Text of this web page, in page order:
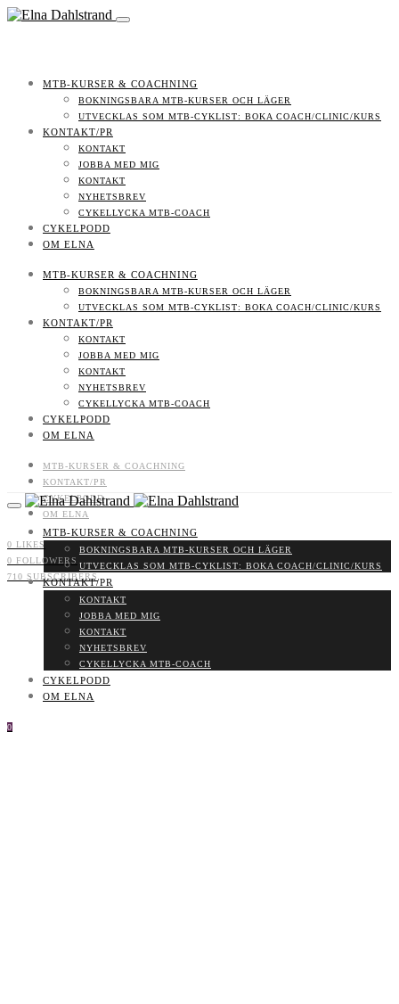
MTB-KURSER & COACHNING
BOKNINGSBARA MTB-KURSER OCH LÄGER
UTVECKLAS SOM MTB-CYKLIST: BOKA COACH/CLINIC/KURS
KONTAKT/PR
KONTAKT
JOBBA MED MIG
KONTAKT
NYHETSBREV
CYKELLYCKA MTB-COACH
CYKELPODD
OM ELNA
MTB-KURSER & COACHNING
BOKNINGSBARA MTB-KURSER OCH LÄGER
UTVECKLAS SOM MTB-CYKLIST: BOKA COACH/CLINIC/KURS
KONTAKT/PR
KONTAKT
JOBBA MED MIG
KONTAKT
NYHETSBREV
CYKELLYCKA MTB-COACH
CYKELPODD
OM ELNA
MTB-KURSER & COACHNING
KONTAKT/PR
CYKELPODD
OM ELNA
0 LIKES
0 FOLLOWERS
710 SUBSCRIBERS
MTB-KURSER & COACHNING
BOKNINGSBARA MTB-KURSER OCH LÄGER
UTVECKLAS SOM MTB-CYKLIST: BOKA COACH/CLINIC/KURS
KONTAKT/PR
KONTAKT
JOBBA MED MIG
KONTAKT
NYHETSBREV
CYKELLYCKA MTB-COACH
CYKELPODD
OM ELNA
0